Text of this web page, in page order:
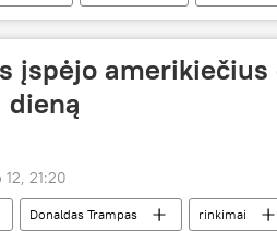
įspėjo
21:20
Donaldas Trampas rinkimai